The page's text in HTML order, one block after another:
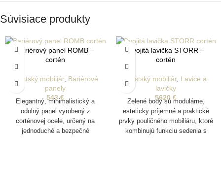
Súvisiace produkty
Bariérový panel ROMB –
cortén
Mestský mobiliár, Bariérové
panely
543€
Elegantný, minimalistický a
odolný panel vyrobený z
corténovej ocele, určený na
jednoduché a bezpečné
Dvojitá lavička STORR –
cortén
Mestský mobiliár, Lavice a
lavičky
5620 €
Zelené body sú modulárne,
esteticky príjemné a praktické
prvky pouličného mobiliáru, ktoré
kombinujú funkciu sedenia s